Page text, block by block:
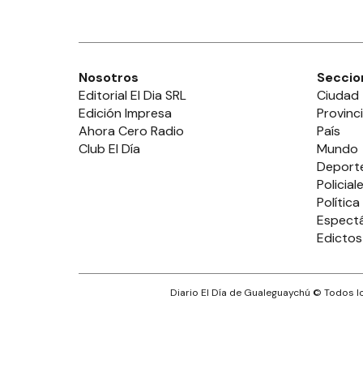
Nosotros
Editorial El Dia SRL
Edición Impresa
Ahora Cero Radio
Club El Día
Ciudad
País
Mundo
Política
Edictos
Diario El Día de Gualeguaychú © Todos